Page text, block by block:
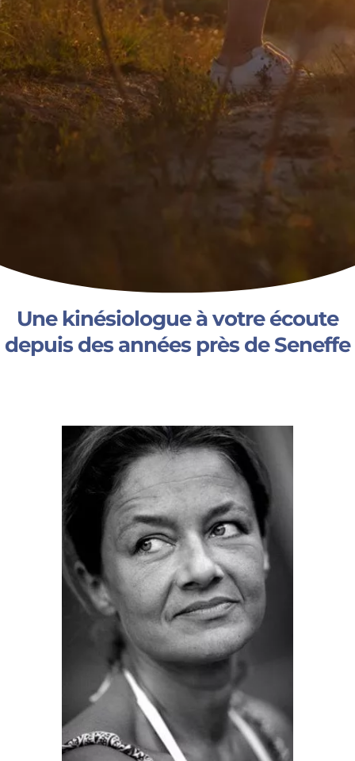
Une kinésiologue à votre écoute
depuis des années près de Seneffe